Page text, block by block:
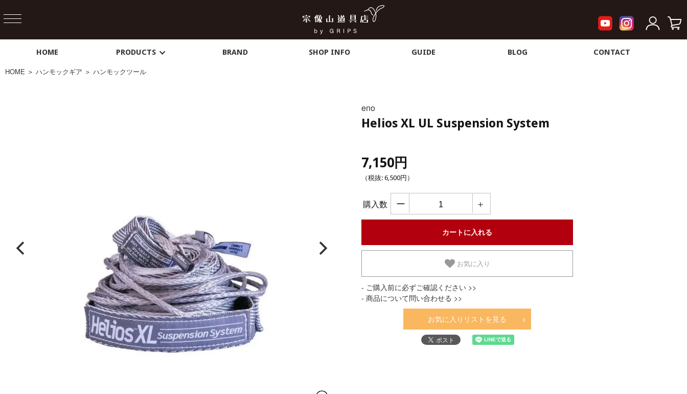
HOME PRODUCTS BRAND SHOP INFO GUIDE BLOG CONTACT
HOME ＞ ハンモックギア ＞ ハンモックツール
eno
Helios XL UL Suspension System
7,150円
（税抜: 6,500円 ）
購入数 ー ＋
お気に入り
- ご購入前に必ずご確認ください >>
- 商品について問い合わせる >>
お気に入りリストを見る